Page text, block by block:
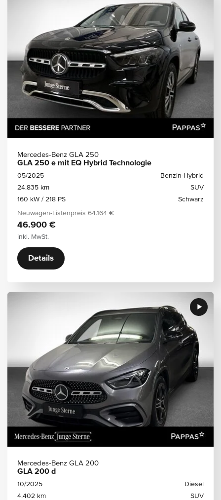
Mercedes-Benz GLA 250
GLA 250 e mit EQ Hybrid Technologie
05/2025
Benzin-Hybrid
24.835 km
SUV
160 kW / 218 PS
Schwarz
Neuwagen-Listenpreis 64.164 €
46.900 €
inkl. MwSt.
Details
Mercedes-Benz GLA 200
GLA 200 d
10/2025
Diesel
4.402 km
SUV